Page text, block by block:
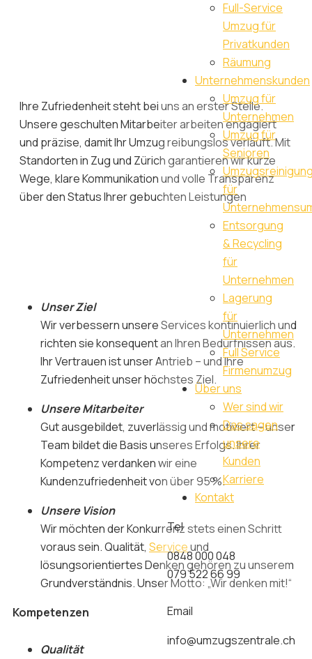
Full-Service
Umzug für
Privatkunden
Räumung
Unternehmenskunden
Umzug für
Unternehmen
Umzug für
Senioren
für
Entsorgung
& Recycling
für
Unternehmen
Lagerung
für
Unternehmen
Full Service
Firmenumzug
Über uns
Wer sind wir
Das sagen
unsere
Kunden
Karriere
Kontakt
Tel
0848 000 048
079 522 66 99
Email
info@umzugszentrale.ch
Ihre Zufriedenheit steht bei uns an erster Stelle.
Unsere geschulten Mitarbeiter arbeiten engagiert
und präzise, damit Ihr Umzug reibungslos verläuft. Mit
Standorten in Zug und Zürich garantieren wir kurze
Wege, klare Kommunikation und volle Transparenz
über den Status Ihrer gebuchten Leistungen
Unser Ziel
Wir verbessern unsere Services kontinuierlich und
richten sie konsequent an Ihren Bedürfnissen aus.
Ihr Vertrauen ist unser Antrieb – und Ihre
Zufriedenheit unser höchstes Ziel.
Unsere Mitarbeiter
Gut ausgebildet, zuverlässig und motiviert – unser
Team bildet die Basis unseres Erfolgs. Ihrer
Kompetenz verdanken wir eine
Kundenzufriedenheit von über 95 %.
Unsere Vision
Wir möchten der Konkurrenz stets einen Schritt
voraus sein. Qualität, Serviceund
lösungsorientiertes Denken gehören zu unserem
Grundverständnis. Unser Motto: „Wir denken mit!“
Kompetenzen
Qualität